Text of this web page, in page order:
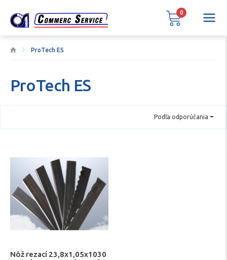
ProTech ES
ProTech ES
Podľa odporúčania
Nôž rezací 23,8x1,05x1030
0